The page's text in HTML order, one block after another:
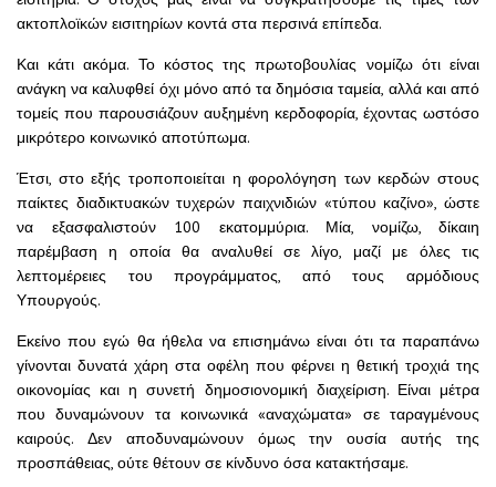
ακτοπλοϊκών εισιτηρίων κοντά στα περσινά επίπεδα.
Και κάτι ακόμα. Το κόστος της πρωτοβουλίας νομίζω ότι είναι
ανάγκη να καλυφθεί όχι μόνο από τα δημόσια ταμεία, αλλά και από
τομείς που παρουσιάζουν αυξημένη κερδοφορία, έχοντας ωστόσο
μικρότερο κοινωνικό αποτύπωμα.
Έτσι, στο εξής τροποποιείται η φορολόγηση των κερδών στους
παίκτες διαδικτυακών τυχερών παιχνιδιών «τύπου καζίνο», ώστε
να εξασφαλιστούν 100 εκατομμύρια. Μία, νομίζω, δίκαιη
παρέμβαση η οποία θα αναλυθεί σε λίγο, μαζί με όλες τις
λεπτομέρειες του προγράμματος, από τους αρμόδιους
Υπουργούς.
Εκείνο που εγώ θα ήθελα να επισημάνω είναι ότι τα παραπάνω
γίνονται δυνατά χάρη στα οφέλη που φέρνει η θετική τροχιά της
οικονομίας και η συνετή δημοσιονομική διαχείριση. Είναι μέτρα
που δυναμώνουν τα κοινωνικά «αναχώματα» σε ταραγμένους
καιρούς. Δεν αποδυναμώνουν όμως την ουσία αυτής της
προσπάθειας, ούτε θέτουν σε κίνδυνο όσα κατακτήσαμε.